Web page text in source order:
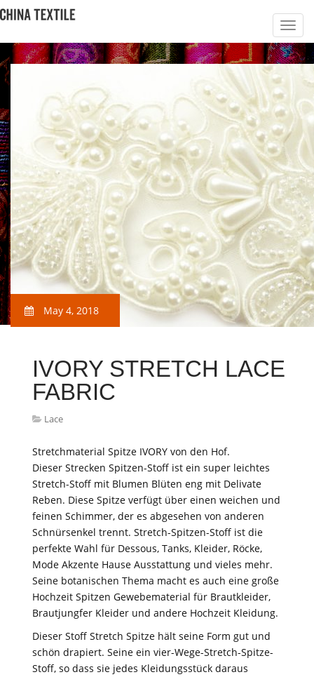
May 4, 2018
IVORY STRETCH LACE
FABRIC
Lace
Stretchmaterial Spitze IVORY von den Hof.
Dieser Strecken Spitzen-Stoff ist ein super leichtes
Stretch-Stoff mit Blumen Blüten eng mit Delivate
Reben. Diese Spitze verfügt über einen weichen und
feinen Schimmer, der es abgesehen von anderen
Schnürsenkel trennt. Stretch-Spitzen-Stoff ist die
perfekte Wahl für Dessous, Tanks, Kleider, Röcke,
Mode Akzente Hause Ausstattung und vieles mehr.
Seine botanischen Thema macht es auch eine große
Hochzeit Spitzen Gewebematerial für Brautkleider,
Brautjungfer Kleider und andere Hochzeit Kleidung.
Dieser Stoff Stretch Spitze hält seine Form gut und
schön drapiert. Seine ein vier-Wege-Stretch-Spitze-
Stoff, so dass sie jedes Kleidungsstück daraus